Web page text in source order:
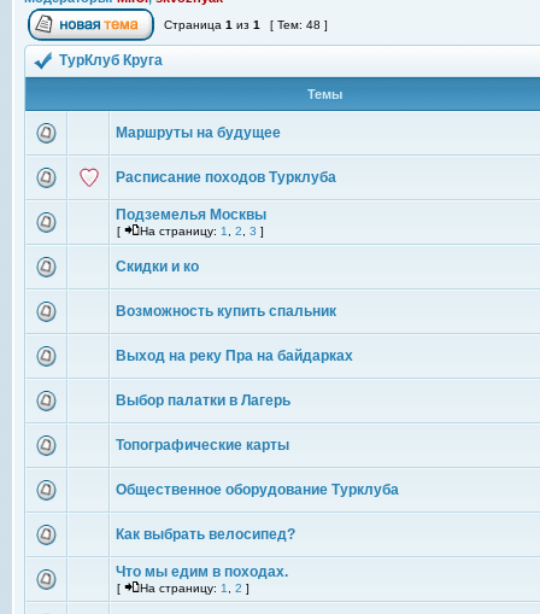
Страница 1 из 1 [ Тем: 48 ]
ТурКлуб Круга
Темы
Маршруты на будущее
Расписание походов Турклуба
Подземелья Москвы
[ На страницу: 1 2 3 ]
Скидки и ко
Возможность купить спальник
Выход на реку Пра на байдарках
Выбор палатки в Лагерь
Топографические карты
Общественное оборудование Турклуба
Как выбрать велосипед?
Что мы едим в походах.
[ На страницу: 1 2 ]